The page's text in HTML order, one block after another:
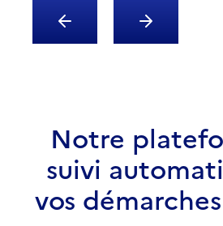
Notre
suivi
vos